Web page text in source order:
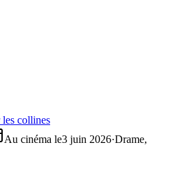
collines
Au cinéma le3 juin 2026·Drame,